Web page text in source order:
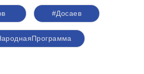
#Досаев